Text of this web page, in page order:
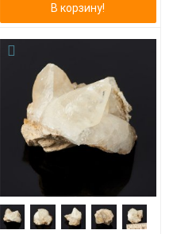
В корзину!